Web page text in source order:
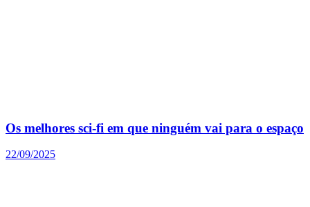
Os melhores sci-fi em que ninguém vai para o espaço
22/09/2025